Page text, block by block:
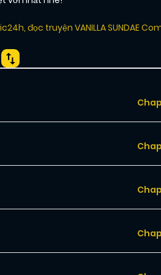
, đọc truyện VANILLA SUNDAE